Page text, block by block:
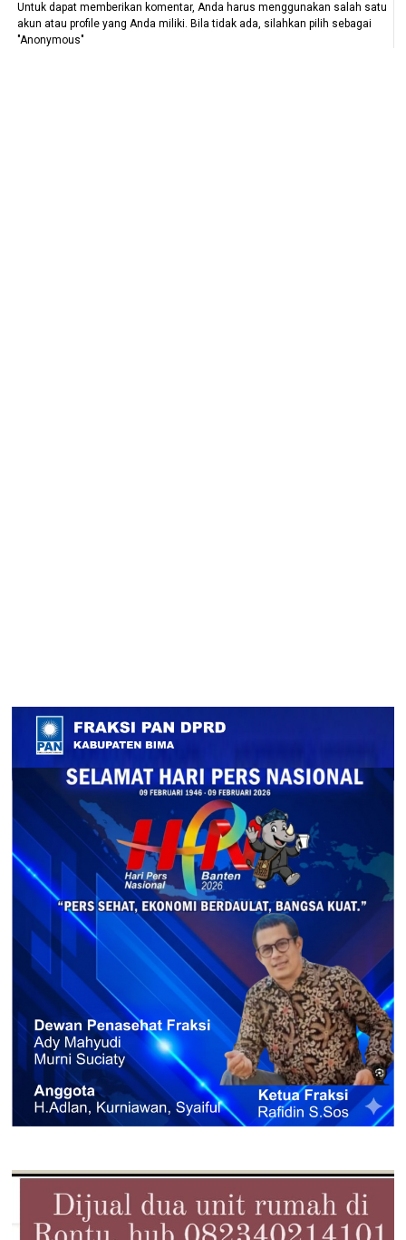
Untuk dapat memberikan komentar, Anda harus menggunakan salah satu
akun atau profile yang Anda miliki. Bila tidak ada, silahkan pilih sebagai
"Anonymous"